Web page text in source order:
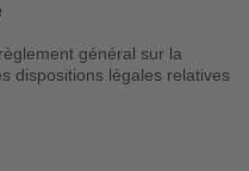
général sur la
dispositions légales relatives